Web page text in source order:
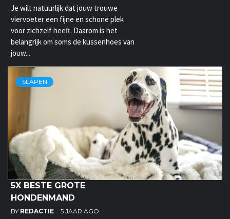
Je wilt natuurlijk dat jouw trouwe
viervoeter een fijne en schone plek
voor zichzelf heeft. Daarom is het
belangrijk om soms de kussenhoes van
jouw...
SLAPEN
5X BESTE GROTE
HONDENMAND
BY REDACTIE 5 JAAR AGO